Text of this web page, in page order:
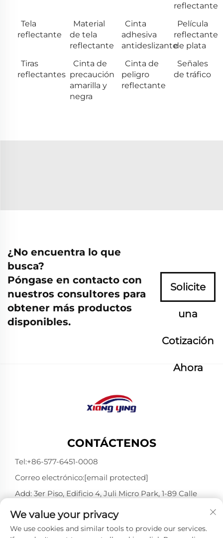
reflectante
Tela
reflectante
Material
de tela
reflectante
Cinta
adhesiva
antideslizante
Película
reflectante
de plata
Tiras
reflectantes
Cinta de
precaución
amarilla y
negra
Cinta de
peligro
reflectante
Señales
de tráfico
¿No encuentra lo que
busca?
Póngase en contacto con
nuestros consultores para
obtener más productos
disponibles.
Solicite
una
Cotización
Ahora
CONTÁCTENOS
Tel:+86-577-6451-0008
Correo electrónico:[email protected]
Add: 3er Piso, Edificio 4, Juli Micro Park, 1-89 Calle
325802
We value your privacy
We use cookies and similar tools to provide our services.